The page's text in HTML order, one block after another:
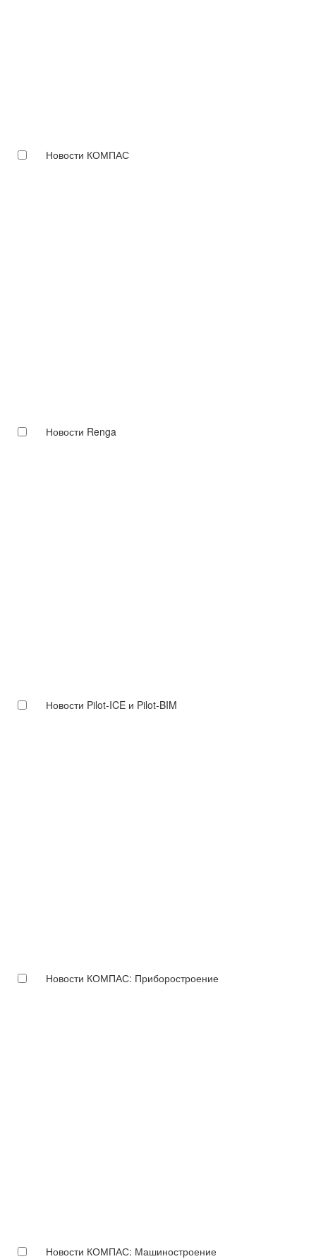
Новости КОМПАС
Новости Renga
Новости Pilot-ICE и Pilot-BIM
Новости КОМПАС: Приборостроение
Новости КОМПАС: Машиностроение